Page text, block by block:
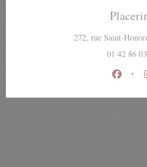
272, rue Saint-
01 42 86